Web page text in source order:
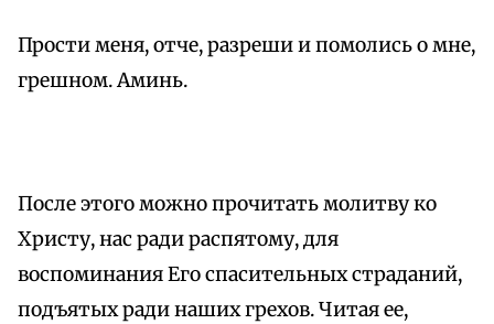
Прости меня, отче, разреши и помолись о мне,
грешном. Аминь.
После этого можно прочитать молитву ко
Христу, нас ради распятому, для
воспоминания Его спасительных страданий,
подъятых ради наших грехов. Читая ее,